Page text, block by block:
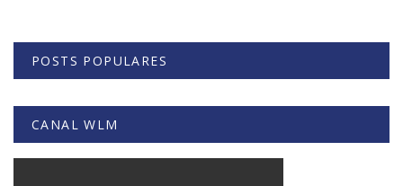
POSTS POPULARES
CANAL WLM